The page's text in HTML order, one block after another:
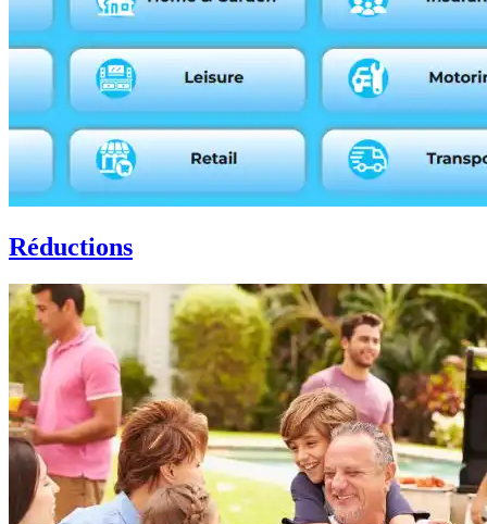
Réductions